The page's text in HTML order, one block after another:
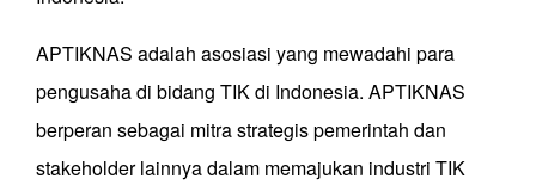
APTIKNAS adalah asosiasi yang mewadahi para
pengusaha di bidang TIK di Indonesia. APTIKNAS
berperan sebagai mitra strategis pemerintah dan
stakeholder lainnya dalam memajukan industri TIK